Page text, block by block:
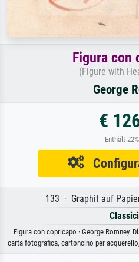
Figura con
(Figure with
George
€
Enthält
133 · Graphit auf
Figura con copricapo · George Romney.
carta fotografica, cartoncino per